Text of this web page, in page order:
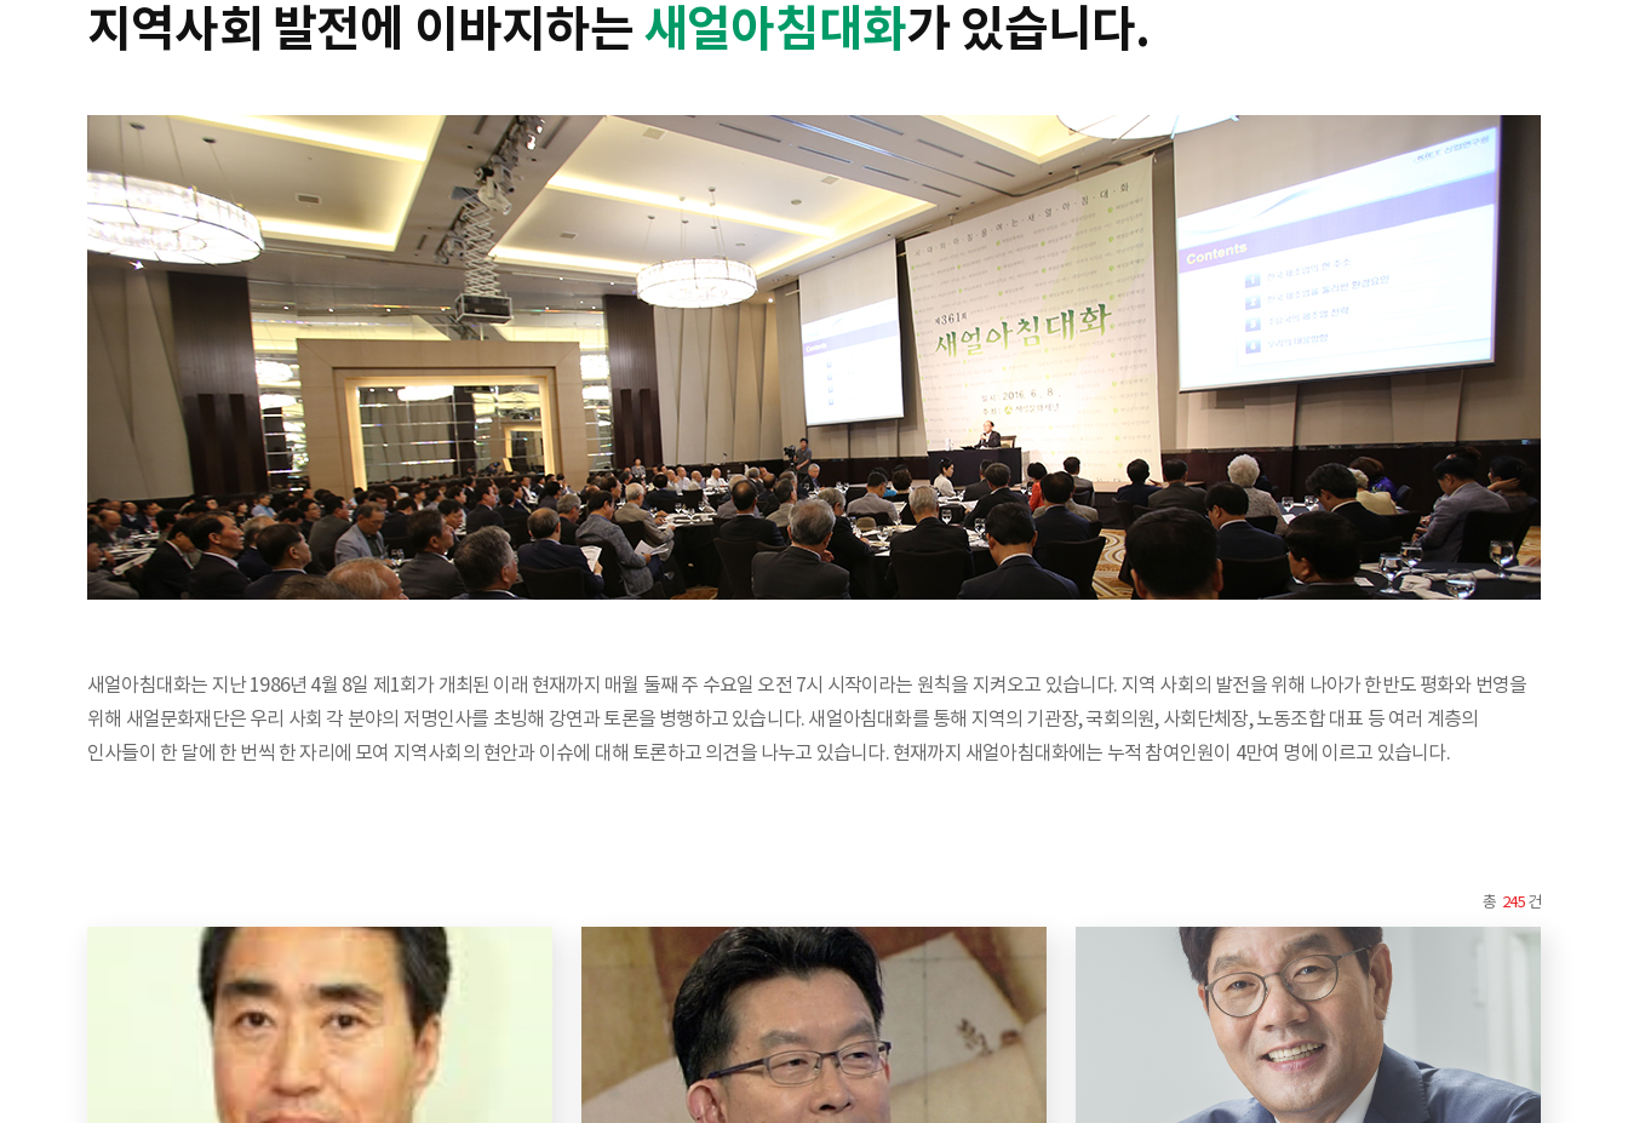
지역사회 발전에 이바지하는 새얼아침대화가 있습니다.
새얼아침대화는 지난 1986년 4월 8일 제1회가 개최된 이래 현재까지 매월 둘째 주 수요일 오전 7시 시작이라는 원칙을 지켜오고 있습니다. 지역 사회의 발전을 위해 나아가 한반도 평화와 번영을
위해 새얼문화재단은 우리 사회 각 분야의 저명인사를 초빙해 강연과 토론을 병행하고 있습니다. 새얼아침대화를 통해 지역의 기관장, 국회의원, 사회단체장, 노동조합 대표 등 여러 계층의
인사들이 한 달에 한 번씩 한 자리에 모여 지역사회의 현안과 이슈에 대해 토론하고 의견을 나누고 있습니다. 현재까지 새얼아침대화에는 누적 참여인원이 4만여 명에 이르고 있습니다.
총 245 건